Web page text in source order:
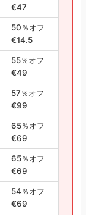
€47
50％オフ
€14.5
55％オフ
€49
57％オフ
€99
65％オフ
€69
65％オフ
€69
54％オフ
€69